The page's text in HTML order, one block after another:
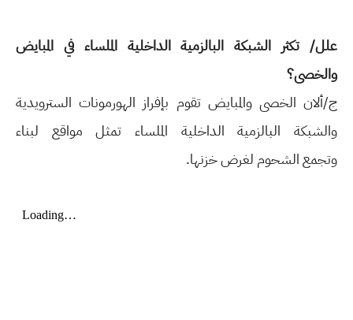
علل/ تكثر الشبكة البالزمية الداخلية الملساء في المبايض
والخصى؟
ج/ألان الخصى والمبايض تقوم بإفراز الهورمونات السترويدية
والشبكة البالزمية الداخلية الملساء تمثل مواقع لبناء
وتجمعالشحوم لغرض خزنها.